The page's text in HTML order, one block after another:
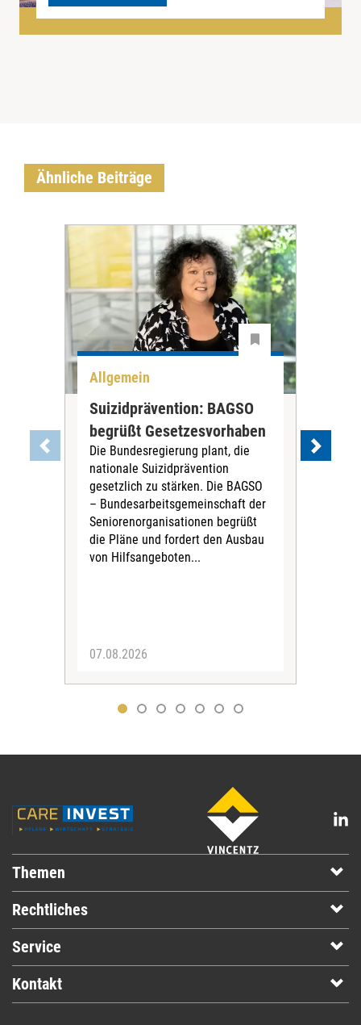
Ähnliche Beiträge
Allgemein
Suizidprävention: BAGSO
begrüßt Gesetzesvorhaben
Die Bundesregierung plant, die
nationale Suizidprävention
gesetzlich zu stärken. Die BAGSO
– Bundesarbeitsgemeinschaft der
Seniorenorganisationen begrüßt
die Pläne und fordert den Ausbau
von Hilfsangeboten...
07.08.2026
Themen
Rechtliches
Service
Kontakt